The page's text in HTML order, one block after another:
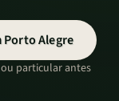
Porto Alegre
particular antes